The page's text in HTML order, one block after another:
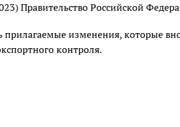
Правительство Российской
прилагаемые изменения, которые
контроля.